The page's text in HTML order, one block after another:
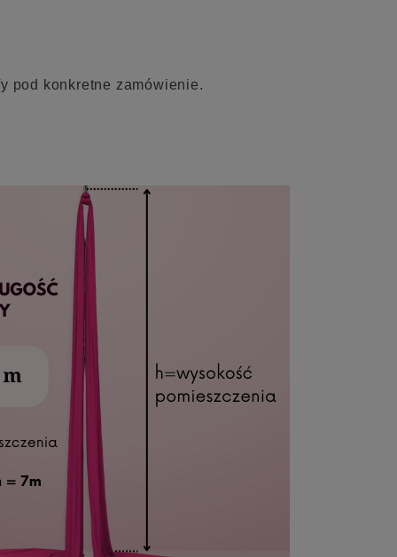
pod konkretne zamówienie.